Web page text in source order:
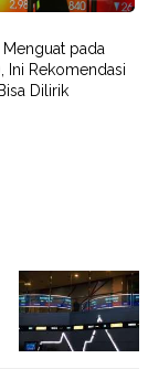
Menguat pada
Ini Rekomendasi
Dilirik